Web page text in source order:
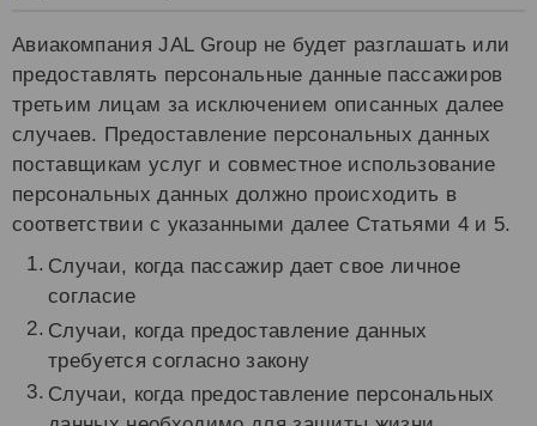
Авиакомпания JAL Group не будет разглашать или
предоставлять персональные данные пассажиров
третьим лицам за исключением описанных далее
случаев. Предоставление персональных данных
поставщикам услуг и совместное использование
персональных данных должно происходить в
соответствии с указанными далее Статьями 4 и 5.
Случаи, когда пассажир дает свое личное
согласие
Случаи, когда предоставление данных
требуется согласно закону
Случаи, когда предоставление персональных